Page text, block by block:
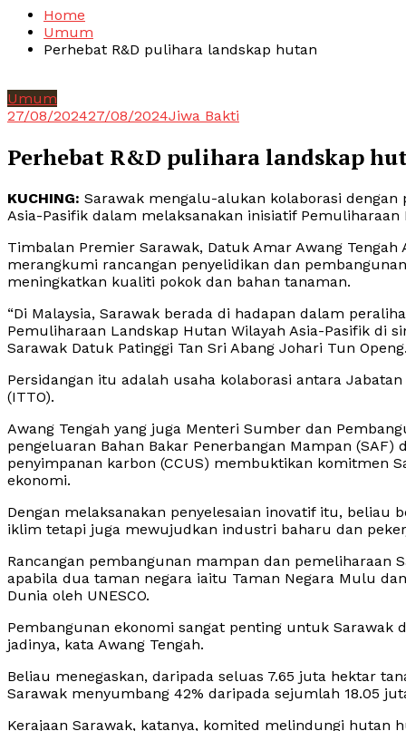
Home
Umum
Perhebat R&D pulihara landskap hutan
Umum
27/08/202427/08/2024Jiwa Bakti
Perhebat R&D pulihara landskap
KUCHING: Sarawak mengalu-alukan kolaborasi
Asia-Pasifik dalam melaksanakan inisiatif Pemuliharaan
Timbalan Premier Sarawak, Datuk Amar Awang
merangkumi rancangan penyelidikan dan
meningkatkan kualiti pokok dan bahan tanaman.
“Di Malaysia, Sarawak berada di hadapan dalam
Pemuliharaan Landskap Hutan Wilayah Asia-Pasifik di
Sarawak Datuk Patinggi Tan Sri Abang Johari Tun
Persidangan itu adalah usaha kolaborasi antara
(ITTO).
Awang Tengah yang juga Menteri Sumber dan
pengeluaran Bahan Bakar Penerbangan Mampan
penyimpanan karbon (CCUS) membuktikan komitmen
ekonomi.
Dengan melaksanakan penyelesaian inovatif itu, beliau
iklim tetapi juga mewujudkan industri baharu dan
Rancangan pembangunan mampan dan
apabila dua taman negara iaitu Taman Negara Mulu
Dunia oleh UNESCO.
Pembangunan ekonomi sangat penting untuk
jadinya, kata Awang Tengah.
Beliau menegaskan, daripada seluas 7.65 juta hektar
Sarawak menyumbang 42% daripada sejumlah 18.05
Kerajaan Sarawak, katanya, komited melindungi hutan